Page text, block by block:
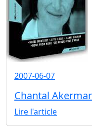
2007-06-07
Chantal
Lire l'article